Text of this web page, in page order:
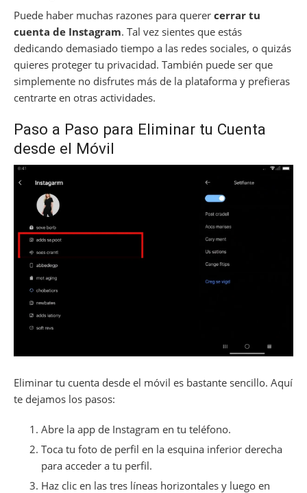
Puede haber muchas razones para querer cerrar tu
cuenta de Instagram. Tal vez sientes que estás
dedicando demasiado tiempo a las redes sociales, o quizás
quieres proteger tu privacidad. También puede ser que
simplemente no disfrutes más de la plataforma y prefieras
centrarte en otras actividades.
Paso a Paso para Eliminar tu Cuenta
desde el Móvil
Eliminar tu cuenta desde el móvil es bastante sencillo. Aquí
te dejamos los pasos:
Abre la app de Instagram en tu teléfono.
Toca tu foto de perfil en la esquina inferior derecha
para acceder a tu perfil.
Haz clic en las tres líneas horizontales y luego en